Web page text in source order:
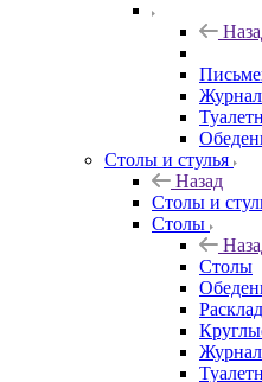
Столы и стулья
Назад
Столы и
Столы
Столы